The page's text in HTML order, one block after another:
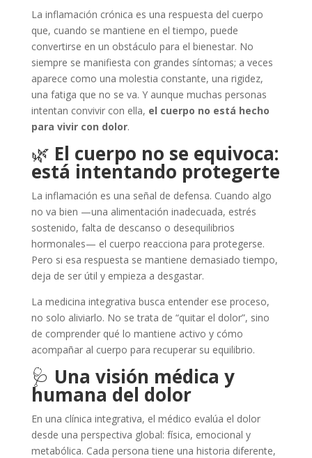
La inflamación crónica es una respuesta del cuerpo
que, cuando se mantiene en el tiempo, puede
convertirse en un obstáculo para el bienestar. No
siempre se manifiesta con grandes síntomas; a veces
aparece como una molestia constante, una rigidez,
una fatiga que no se va. Y aunque muchas personas
intentan convivir con ella, el cuerpo no está hecho
para vivir con dolor.
🌿 El cuerpo no se equivoca:
está intentando protegerte
La inflamación es una señal de defensa. Cuando algo
no va bien —una alimentación inadecuada, estrés
sostenido, falta de descanso o desequilibrios
hormonales— el cuerpo reacciona para protegerse.
Pero si esa respuesta se mantiene demasiado tiempo,
deja de ser útil y empieza a desgastar.
La medicina integrativa busca entender ese proceso,
no solo aliviarlo. No se trata de “quitar el dolor”, sino
de comprender qué lo mantiene activo y cómo
acompañar al cuerpo para recuperar su equilibrio.
🩺 Una visión médica y
humana del dolor
En una clínica integrativa, el médico evalúa el dolor
desde una perspectiva global: física, emocional y
metabólica. Cada persona tiene una historia diferente,